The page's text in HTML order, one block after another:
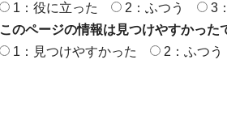
1：役に立った
2：ふつう
3
このページの情報は見つけやすかった
1：見つけやすかった
2：ふつう